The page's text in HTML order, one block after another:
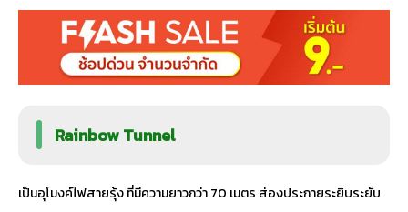
Rainbow Tunnel
เป็นอุโมงค์ไฟสายรุ้ง ที่มีความยาวกว่า 70 เมตร ส่องประกายระยิบระยับ